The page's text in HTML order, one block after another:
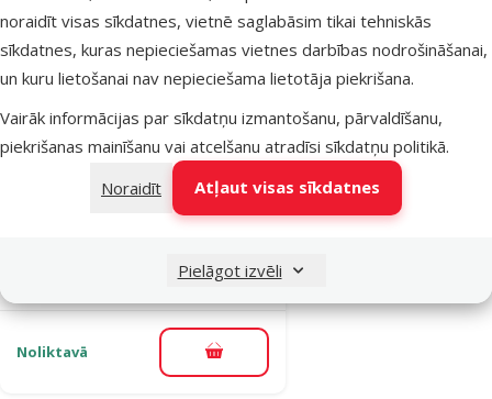
noraidīt visas sīkdatnes, vietnē saglabāsim tikai tehniskās
sīkdatnes, kuras nepieciešamas vietnes darbības nodrošināšanai,
un kuru lietošanai nav nepieciešama lietotāja piekrišana.
Vairāk informācijas par sīkdatņu izmantošanu, pārvaldīšanu,
piekrišanas mainīšanu vai atcelšanu atradīsi sīkdatņu politikā.
Noraidīt
Atļaut visas sīkdatnes
Pielāgot izvēli
Noliktavā
Bezmaksas
piegāde
Pievienot grozam
Substrāts
akvārija augiem
– TETRA Active
Atsauksmes 0%
Cena
14,99 €
Noliktavā Pievienot grozam